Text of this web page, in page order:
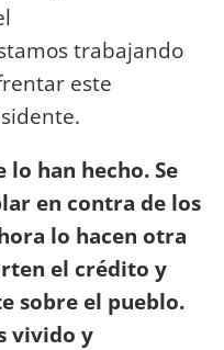
trabajando
este
han hecho. Se
en contra de los
lo hacen otra
el crédito y
sobre el pueblo.
vivido y